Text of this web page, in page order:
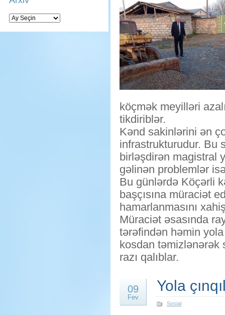
Arxiv
köçmək meyilləri
tikdiriblər.
Kənd sakinlərini ən
infrastrukturudur. Bu
birləşdirən magistral
gəlinən problemlər
Bu günlərdə Köçərli
başçısına müraciət
hamarlanmasını
Müraciət əsasında
tərəfindən həmin yola
kosdan təmizlənərək
razı qalıblar.
09
Fev
Yola
Sosial